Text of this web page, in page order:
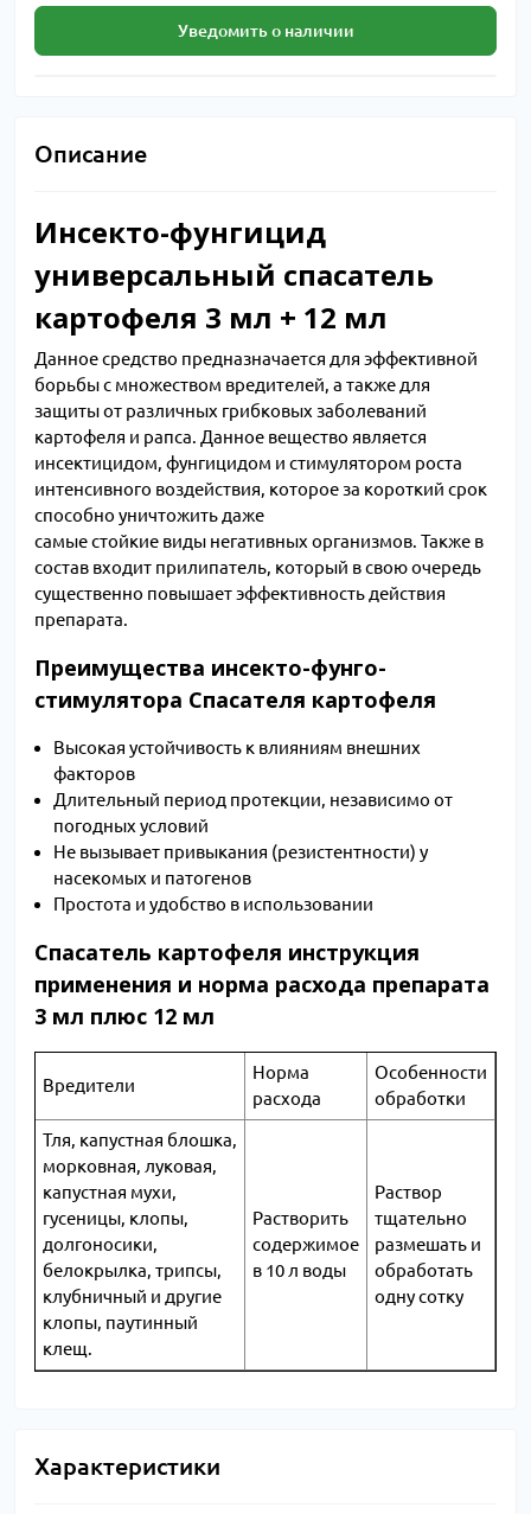
Уведомить о наличии
Описание
Инсекто-фунгицид
универсальный спасатель
картофеля 3 мл + 12 мл
Данное средство предназначается для эффективной
борьбы с множеством вредителей, а также для
защиты от различных грибковых заболеваний
картофеля и рапса. Данное вещество является
инсектицидом, фунгицидом и стимулятором роста
интенсивного воздействия, которое за короткий срок
способно уничтожить даже
самые стойкие виды негативных организмов. Также в
состав входит прилипатель, который в свою очередь
существенно повышает эффективность действия
препарата.
Преимущества инсекто-фунго-
стимулятора Спасателя картофеля
Высокая устойчивость к влияниям внешних
факторов
Длительный период протекции, независимо от
погодных условий
Не вызывает привыкания (резистентности) у
насекомых и патогенов
Простота и удобство в использовании
Спасатель картофеля инструкция
применения и норма расхода препарата
3 мл плюс 12 мл
Вредители
Норма
расхода
Особенности
обработки
Тля, капустная блошка,
морковная, луковая,
капустная мухи,
гусеницы, клопы,
долгоносики,
белокрылка, трипсы,
клубничный и другие
клопы, паутинный
клещ.
Растворить
содержимое
в 10 л воды
Раствор
тщательно
размешать и
обработать
одну сотку
Характеристики